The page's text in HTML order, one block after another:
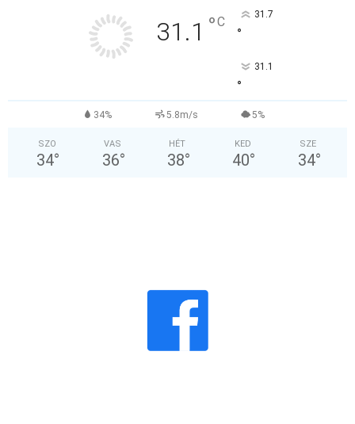
31.1 °C 31.7
°
31.1
°
34% 5.8m/s 5%
SZO
34°
VAS
36°
HÉT
38°
KED
40°
SZE
34°